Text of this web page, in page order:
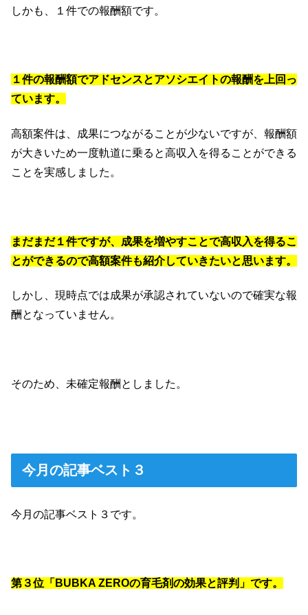
しかも、１件での報酬額です。
１件の報酬額でアドセンスとアソシエイトの報酬を上回っ
ています。
高額案件は、成果につながることが少ないですが、報酬額
が大きいため一度軌道に乗ると高収入を得ることができる
ことを実感しました。
まだまだ１件ですが、成果を増やすことで高収入を得るこ
とができるので高額案件も紹介していきたいと思います。
しかし、現時点では成果が承認されていないので確実な報
酬となっていません。
そのため、未確定報酬としました。
今月の記事ベスト３
今月の記事ベスト３です。
第３位「BUBKA ZEROの育毛剤の効果と評判」です。